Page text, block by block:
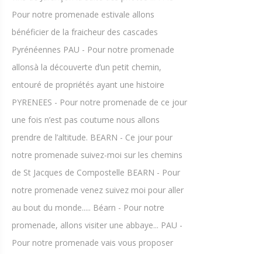
Pour notre promenade estivale allons
bénéficier de la fraicheur des cascades
Pyrénéennes PAU - Pour notre promenade
allonsà la découverte d’un petit chemin,
entouré de propriétés ayant une histoire
PYRENEES - Pour notre promenade de ce jour
une fois n’est pas coutume nous allons
prendre de l’altitude. BEARN - Ce jour pour
notre promenade suivez-moi sur les chemins
de St Jacques de Compostelle BEARN - Pour
notre promenade venez suivez moi pour aller
au bout du monde..... Béarn - Pour notre
promenade, allons visiter une abbaye... PAU -
Pour notre promenade vais vous proposer